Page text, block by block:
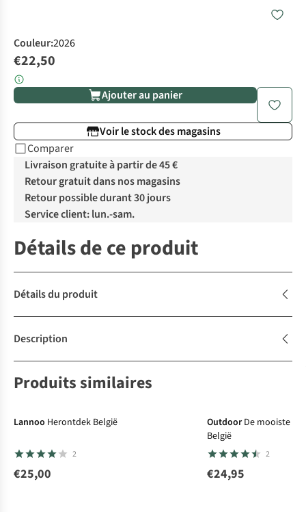
Couleur:2026
€22,50
Ajouter au panier
Voir le stock des magasins
Comparer
Livraison gratuite à partir de 45 €
Retour gratuit dans nos magasins
Retour possible durant 30 jours
Service client: lun.-sam.
Détails de ce produit
Détails du produit
Description
Produits similaires
Lannoo Herontdek België
2
€25,00
Outdoor De mooiste
België
2
€24,95